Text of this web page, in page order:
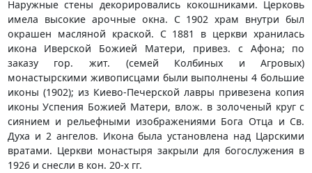
Наружные стены декорировались кокошниками. Церковь
имела высокие арочные окна. С 1902 храм внутри был
окрашен масляной краской. С 1881 в церкви хранилась
икона Иверской Божией Матери, привез. с Афона; по
заказу гор. жит. (семей Колбиных и Агровых)
монастырскими живописцами были выполнены 4 большие
иконы (1902); из Киево-Печерской лавры привезена копия
иконы Успения Божией Матери, влож. в золоченый круг с
сиянием и рельефными изображениями Бога Отца и Св.
Духа и 2 ангелов. Икона была установлена над Царскими
вратами. Церкви монастыря закрыли для богослужения в
1926 и снесли в кон. 20-х гг.